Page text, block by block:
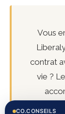
Vous
contrat
vie ?
CO.CONSEILS